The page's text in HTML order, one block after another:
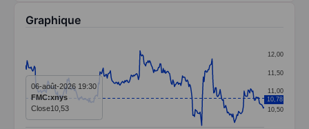
Graphique
Line chart with 299 data points.
The chart has 1 X axis displaying categories.
The chart has 1 Y axis displaying values. Data10,50
11,00
11,50
12,00
10,78
06-août-2026 19:30
FMC:xnys
Close10,53